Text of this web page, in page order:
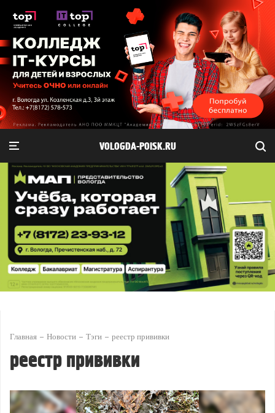
VOLOGDA-POISK.RU
Главная Новости Тэги реестр прививки
реестр прививки